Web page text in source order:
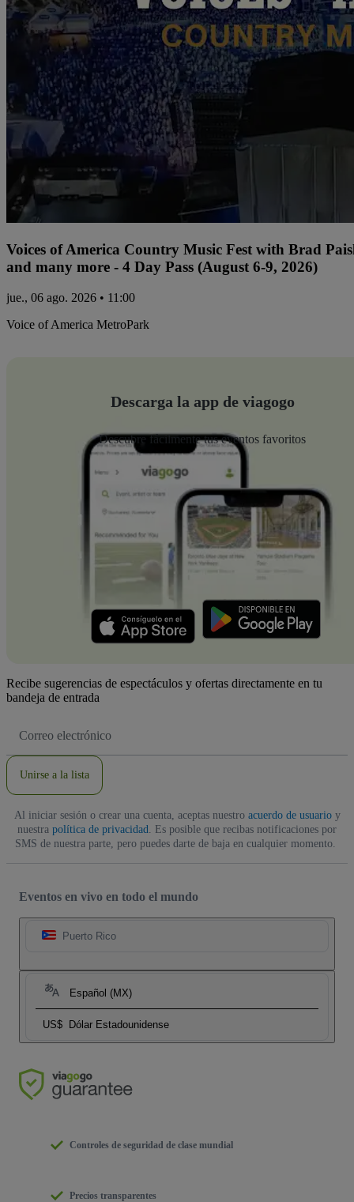
Voices of America Country Music Fest with Brad
and many more - 4 Day Pass (August 6-9, 2026)
jue., 06 ago. 2026 • 11:00
Voice of America MetroPark
Descarga la app de viagogo
Descubre fácilmente tus eventos favoritos
Recibe sugerencias de espectáculos y ofertas directamente en tu
bandeja de entrada
de
Unirse a la lista
Al iniciar sesión o crear una cuenta, aceptas nuestro acuerdo de usuarioy
nuestra política de privacidad
. Es posible que recibas notificaciones por
SMS de nuestra parte, pero puedes darte de baja en cualquier momento.
Eventos en vivo en todo el mundo
Puerto Rico
Español (MX)
US$ Dólar Estadounidense
Controles de seguridad de clase mundial
Precios transparentes